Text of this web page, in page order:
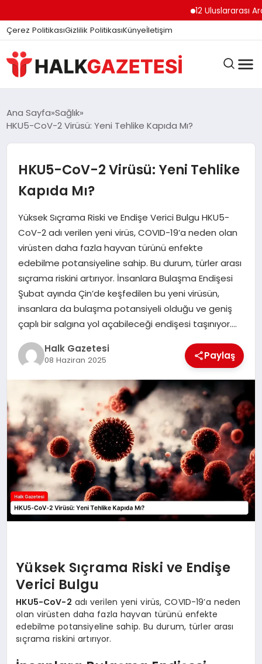
12 Uluslararası
Çerez PolitikasıGizlilik PolitikasıKünyeİletişim
DÜNYA
EKONOMI
MAGAZIN
SAĞLIK
SPOR
TEKNOLOJI
YAŞAM
Ana Sayfa Sağlık
HKU5-CoV-2 Virüsü: Yeni Tehlike Kapıda Mı?
HKU5-CoV-2 Virüsü: Yeni Tehlike
Kapıda Mı?
Yüksek Sıçrama Riski ve Endişe Verici Bulgu HKU5-
CoV-2 adı verilen yeni virüs, COVID-19’a neden olan
virüsten daha fazla hayvan türünü enfekte
edebilme potansiyeline sahip. Bu durum, türler arası
sıçrama riskini artırıyor. İnsanlara Bulaşma Endişesi
Şubat ayında Çin’de keşfedilen bu yeni virüsün,
insanlara da bulaşma potansiyeli olduğu ve geniş
çaplı bir salgına yol açabileceği endişesi taşınıyor….
Halk Gazetesi
08 Haziran 2025 Paylaş
Yüksek Sıçrama Riski ve Endişe
Verici Bulgu
HKU5-CoV-2 adı verilen yeni virüs, COVID-19’a neden
olan virüsten daha fazla hayvan türünü enfekte
edebilme potansiyeline sahip. Bu durum, türler arası
sıçrama riskini artırıyor.